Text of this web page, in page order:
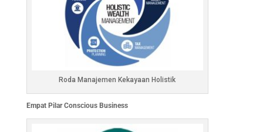
Roda Manajemen Kekayaan Holistik
Empat Pilar Conscious Business